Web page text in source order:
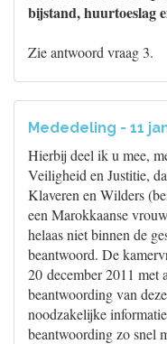
bijstand, huurtoeslag
Zie antwoord vraag 3.
Mededeling - 11
Hierbij deel ik u mee,
Veiligheid en Justitie,
Klaveren en Wilders
een Marokkaanse
helaas niet binnen de
beantwoord. De
20 december 2011 met
beantwoording van
noodzakelijke
beantwoording zo snel